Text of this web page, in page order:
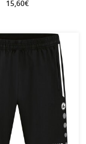
15,60€